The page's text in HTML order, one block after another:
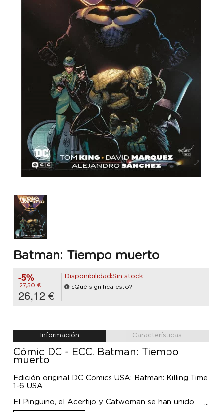
Batman: Tiempo muerto
-5%
27,50 €
26,12 €
Disponibilidad:Sin stock
¿Qué significa esto?
Información Características
Cómic DC - ECC. Batman: Tiempo
muerto
Edición original DC Comics USA: Batman: Killing Time
1-6 USA
El Pingüino, el Acertijo y Catwoman se han unido
para robar un artefacto de sumo valor. Aún no se